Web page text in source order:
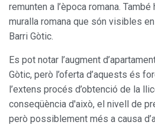
remunten a l’època romana.
muralla romana que són visibles
Barri Gòtic.
Es pot notar l’augment
Gòtic, però l’oferta d’aquests és
l’extens procés d’obtenció de la
conseqüència d'això, el nivell de
però possiblement més a causa